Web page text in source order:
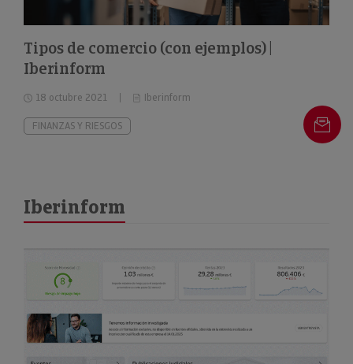
Tipos de comercio (con ejemplos) |
Iberinform
18 octubre 2021 Iberinform
FINANZAS Y RIESGOS
Iberinform